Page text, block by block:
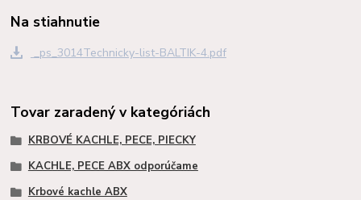
Na stiahnutie
_ps_3014Technicky-list-BALTIK-4.pdf
Tovar zaradený v kategóriách
KRBOVÉ KACHLE, PECE, PIECKY
KACHLE, PECE ABX odporúčame
Krbové kachle ABX